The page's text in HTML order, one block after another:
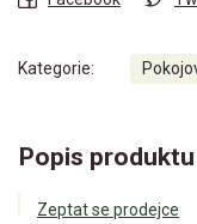
Kategorie:
Popis produktu
Zeptat se prodejce